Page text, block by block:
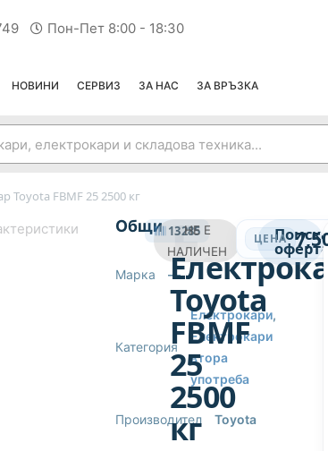
Пон-Пет 8:00 - 18:30
НОВИНИ СЕРВИЗ ЗА НАС ЗА ВРЪЗКА
Toyota FBMF 25 2500 кг
Общи
Марка —
Категория
Електрокари,
Електрокари
втора
употреба
Производител Toyota
13285
НЕ Е
НАЛИЧЕНЕЛЕКТРОКАРИ ВТОРА УПОТРЕБА
Toyota
FBMF
25
2500
кг
ЦЕНА